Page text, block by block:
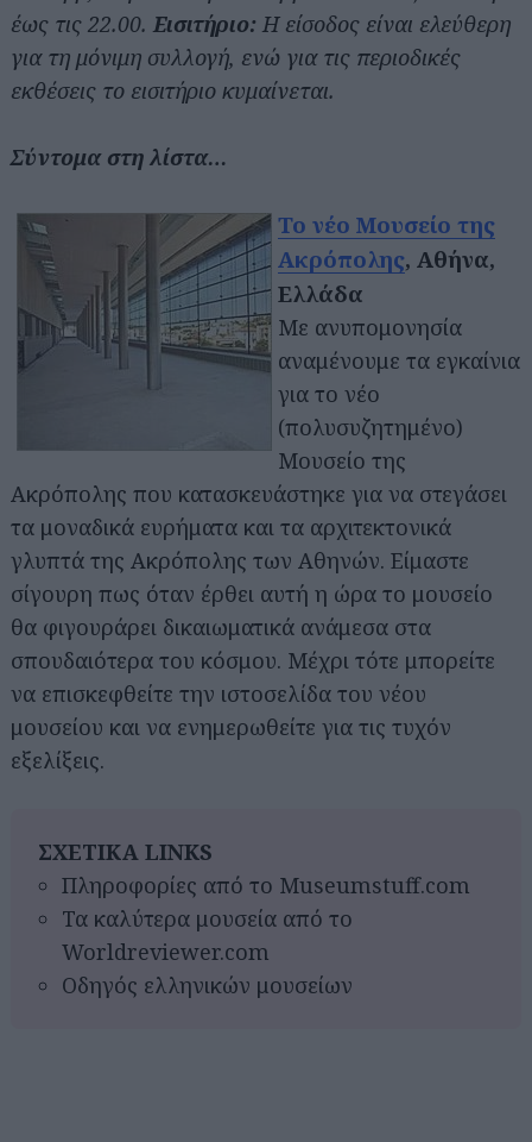
έως τις 22.00. Εισιτήριο: Η είσοδος είναι ελεύθερη
για τη μόνιμη συλλογή, ενώ για τις περιοδικές
εκθέσεις το εισιτήριο κυμαίνεται.
Σύντομα στη λίστα…
Το νέο Μουσείο της
Ακρόπολης, Αθήνα,
Ελλάδα
Με ανυπομονησία
αναμένουμε τα εγκαίνια
για το νέο
(πολυσυζητημένο)
Μουσείο της
Ακρόπολης που κατασκευάστηκε για να στεγάσει
τα μοναδικά ευρήματα και τα αρχιτεκτονικά
γλυπτά της Ακρόπολης των Αθηνών. Είμαστε
σίγουρη πως όταν έρθει αυτή η ώρα το μουσείο
θα φιγουράρει δικαιωματικά ανάμεσα στα
σπουδαιότερα του κόσμου. Μέχρι τότε μπορείτε
να επισκεφθείτε την ιστοσελίδα του νέου
μουσείου και να ενημερωθείτε για τις τυχόν
εξελίξεις.
ΣΧΕΤΙΚΑ LINKS
Πληροφορίες από το Museumstuff.com
Τα καλύτερα μουσεία από το
Worldreviewer.com
Οδηγός ελληνικών μουσείων